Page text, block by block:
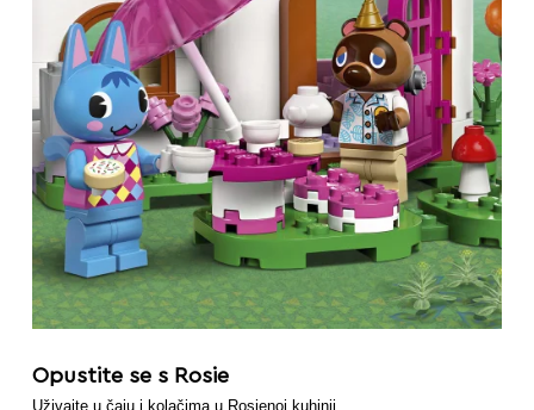
Opustite se s Rosie
Uživajte u čaju i kolačima u Rosienoj kuhinji.